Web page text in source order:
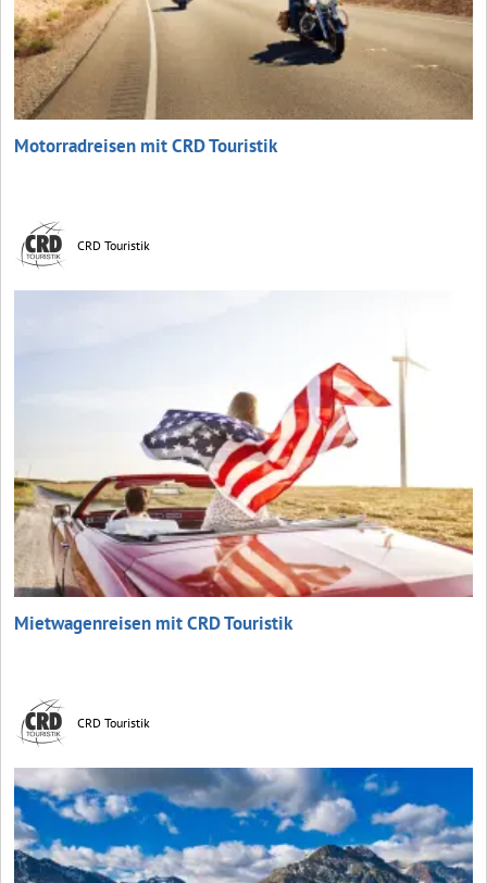
Motorradreisen mit CRD Touristik
CRD Touristik
Mietwagenreisen mit CRD Touristik
CRD Touristik